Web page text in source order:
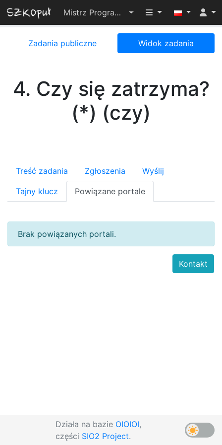
Mistrz Programowania 2024 Przełącz
Zadania publiczne Widok zadania
4. Czy się zatrzyma?
(*) (czy)
Treść zadania Zgłoszenia Wyślij
Tajny klucz Powiązane portale
Brak powiązanych portali.
Działa na bazie OIOIOI,
części SIO2 Project.
Kontakt